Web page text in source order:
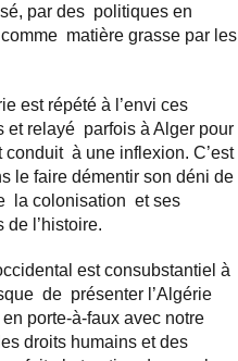
par des politiques en
matière grasse par les
est répété à l’envi ces
relayé parfois à Alger pour
à une inflexion. C’est
le faire démentir son déni de
la colonisation et ses
l’histoire.
est consubstantiel à
de présenter l’Algérie
porte-à-faux avec notre
droits humains et des